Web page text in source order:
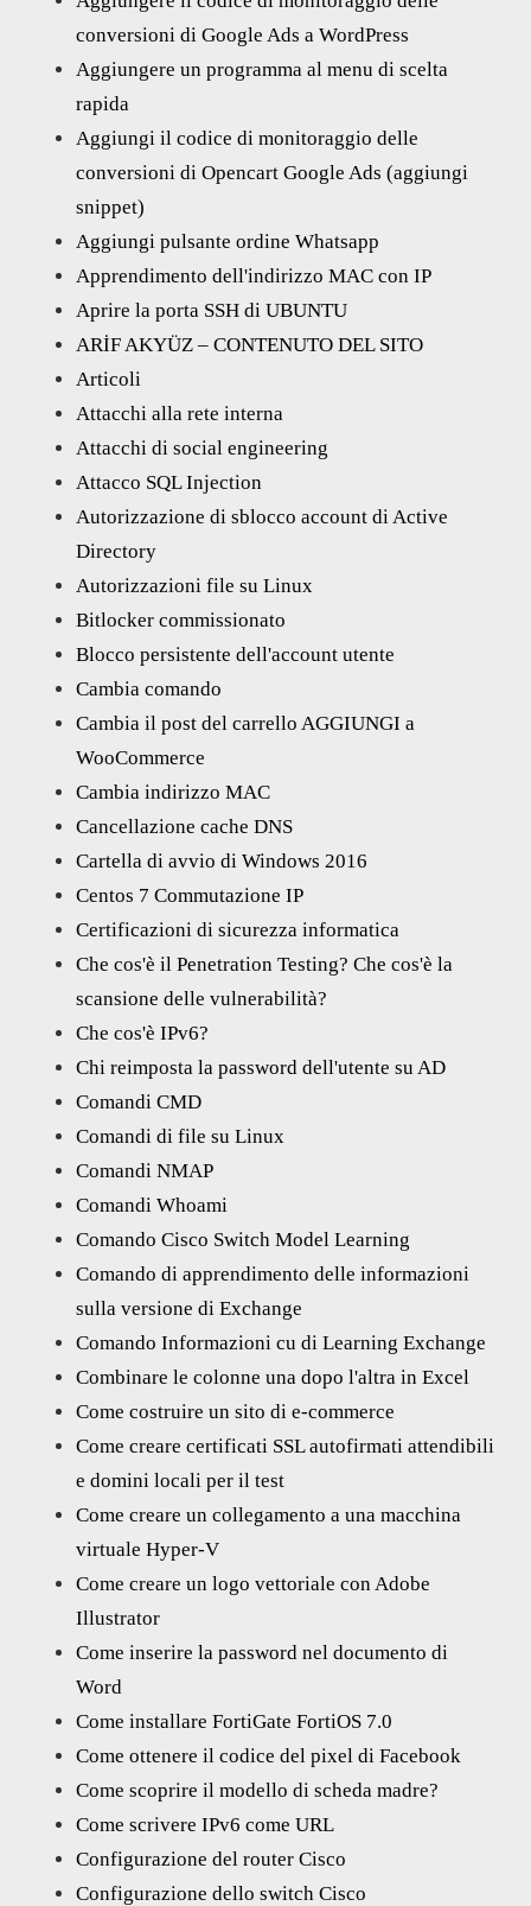
conversioni di Google Ads a WordPress
Aggiungere un programma al menu di scelta
rapida
Aggiungi il codice di monitoraggio delle
conversioni di Opencart Google Ads (aggiungi
snippet)
Aggiungi pulsante ordine Whatsapp
Apprendimento dell'indirizzo MAC con IP
Aprire la porta SSH di UBUNTU
ARİF AKYÜZ – CONTENUTO DEL SITO
Articoli
Attacchi alla rete interna
Attacchi di social engineering
Attacco SQL Injection
Autorizzazione di sblocco account di Active
Directory
Autorizzazioni file su Linux
Bitlocker commissionato
Blocco persistente dell'account utente
Cambia comando
Cambia il post del carrello AGGIUNGI a
WooCommerce
Cambia indirizzo MAC
Cancellazione cache DNS
Cartella di avvio di Windows 2016
Centos 7 Commutazione IP
Certificazioni di sicurezza informatica
Che cos'è il Penetration Testing? Che cos'è la
scansione delle vulnerabilità?
Che cos'è IPv6?
Chi reimposta la password dell'utente su AD
Comandi CMD
Comandi di file su Linux
Comandi NMAP
Comandi Whoami
Comando Cisco Switch Model Learning
Comando di apprendimento delle informazioni
sulla versione di Exchange
Comando Informazioni cu di Learning Exchange
Combinare le colonne una dopo l'altra in Excel
Come costruire un sito di e-commerce
Come creare certificati SSL autofirmati attendibili
e domini locali per il test
Come creare un collegamento a una macchina
virtuale Hyper-V
Come creare un logo vettoriale con Adobe
Illustrator
Come inserire la password nel documento di
Word
Come installare FortiGate FortiOS 7.0
Come ottenere il codice del pixel di Facebook
Come scoprire il modello di scheda madre?
Come scrivere IPv6 come URL
Configurazione del router Cisco
Configurazione dello switch Cisco